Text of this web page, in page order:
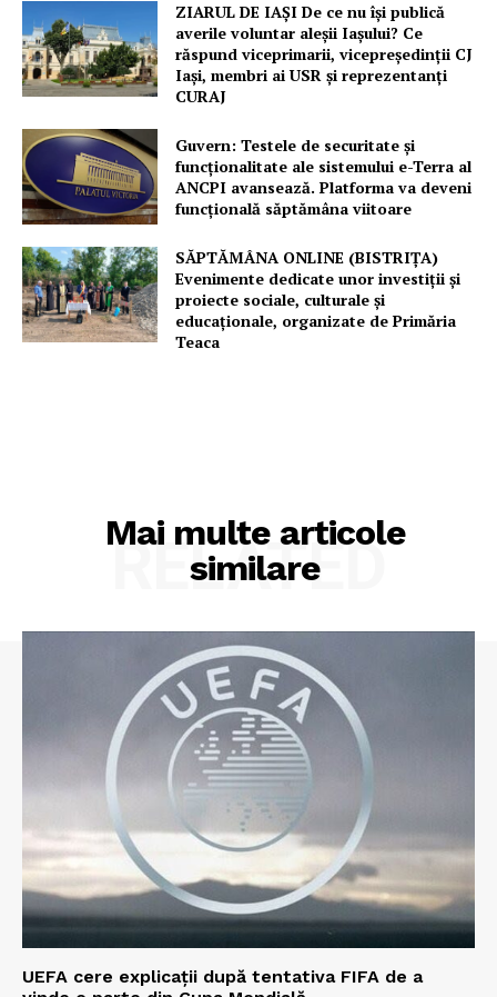
ZIARUL DE IAȘI De ce nu își publică
averile voluntar aleșii Iașului? Ce
răspund viceprimarii, vicepreședinții CJ
Iași, membri ai USR și reprezentanți
CURAJ
Guvern: Testele de securitate și
funcționalitate ale sistemului e-Terra al
ANCPI avansează. Platforma va deveni
funcțională săptămâna viitoare
SĂPTĂMÂNA ONLINE (BISTRIȚA)
Evenimente dedicate unor investiții și
proiecte sociale, culturale și
educaționale, organizate de Primăria
Teaca
Mai multe articole
similare
RELATED
UEFA cere explicații după tentativa FIFA de a